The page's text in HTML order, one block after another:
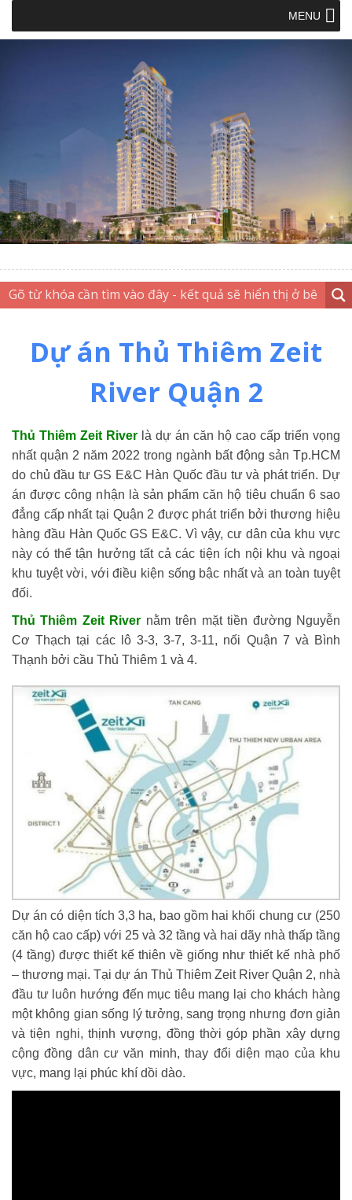
MENU
Dự án Thủ Thiêm Zeit
River Quận 2
Thủ Thiêm Zeit River là dự án căn hộ cao cấp triển vọng
nhất quận 2 năm 2022 trong ngành bất động sản Tp.HCM
do chủ đầu tư GS E&C Hàn Quốc đầu tư và phát triển. Dự
án được công nhận là sản phẩm căn hộ tiêu chuẩn 6 sao
đẳng cấp nhất tại Quận 2 được phát triển bởi thương hiệu
hàng đầu Hàn Quốc GS E&C. Vì vậy, cư dân của khu vực
này có thể tận hưởng tất cả các tiện ích nội khu và ngoại
khu tuyệt vời, với điều kiện sống bậc nhất và an toàn tuyệt
đối.
Thủ Thiêm Zeit River nằm trên mặt tiền đường Nguyễn
Cơ Thạch tại các lô 3-3, 3-7, 3-11, nối Quận 7 và Bình
Thạnh bởi cầu Thủ Thiêm 1 và 4.
Dự án có diện tích 3,3 ha, bao gồm hai khối chung cư (250
căn hộ cao cấp) với 25 và 32 tầng và hai dãy nhà thấp tầng
(4 tầng) được thiết kế thiên về giống như thiết kế nhà phố
– thương mại. Tại dự án Thủ Thiêm Zeit River Quận 2, nhà
đầu tư luôn hướng đến mục tiêu mang lại cho khách hàng
một không gian sống lý tưởng, sang trọng nhưng đơn giản
và tiện nghi, thịnh vượng, đồng thời góp phần xây dựng
cộng đồng dân cư văn minh, thay đổi diện mạo của khu
vực, mang lại phúc khí dồi dào.